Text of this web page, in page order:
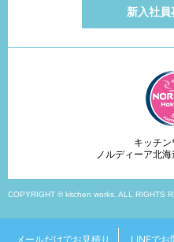
新入社員
キッチ
ノルディーア北
COPYRIGHT © kitchen works. ALL RIGHTS
メールだけでお見積り LINEでお